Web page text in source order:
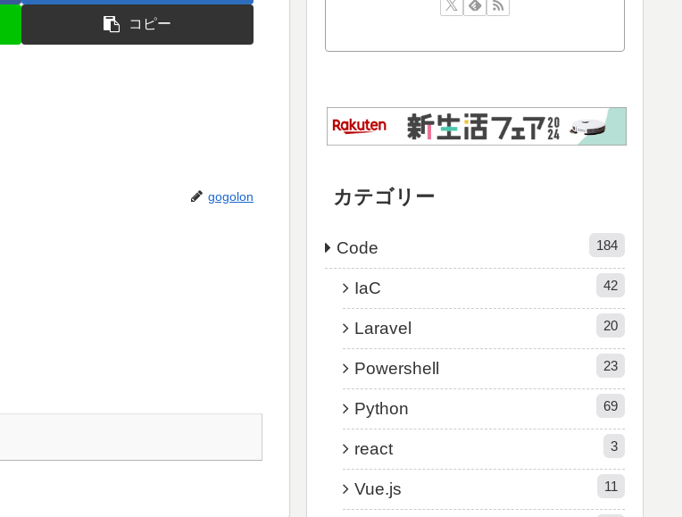
コピー
gogolon カテゴリー
Code 184
IaC 42
Laravel 20
Powershell 23
Python 69
react 3
Vue.js 11